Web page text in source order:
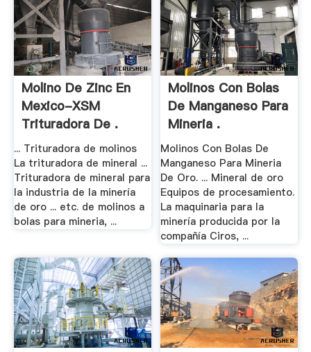
Molino De Zinc En
Mexico-XSM
Trituradora De .
... Trituradora de molinos
La trituradora de mineral ...
Trituradora de mineral para
la industria de la minería
de oro ... etc. de molinos a
bolas para mineria, ...
Molinos Con Bolas
De Manganeso Para
Mineria .
Molinos Con Bolas De
Manganeso Para Mineria
De Oro. ... Mineral de oro
Equipos de procesamiento.
La maquinaria para la
minería producida por la
compañía Ciros, ...